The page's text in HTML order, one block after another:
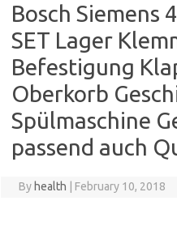
Bosch Siemens
SET Lager
Befestigung
Oberkorb
Spülmaschine
passend auch
By health February 10, 2018